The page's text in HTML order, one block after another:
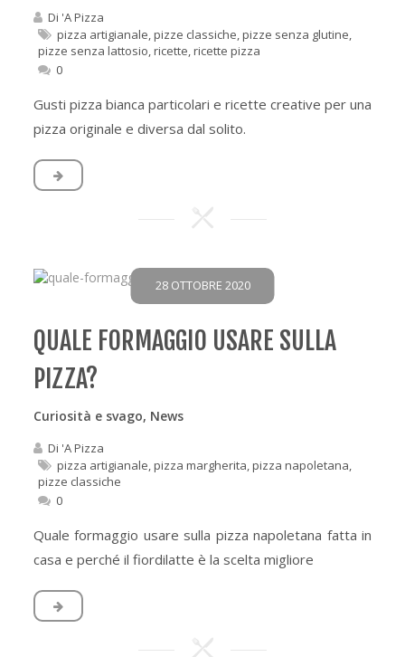
Di 'A Pizza
pizza artigianale,pizze classiche,pizze senza glutine,
pizze senza lattosio,ricette,ricette pizza
0
Gusti pizza bianca particolari e ricette creative per una
pizza originale e diversa dal solito.
28 OTTOBRE 2020
QUALE FORMAGGIO USARE SULLA
PIZZA?
Curiosità e svago, News
Di 'A Pizza
pizza artigianale,pizza margherita,pizza napoletana,
pizze classiche
0
Quale formaggio usare sulla pizza napoletana fatta in
casa e perché il fiordilatte è la scelta migliore